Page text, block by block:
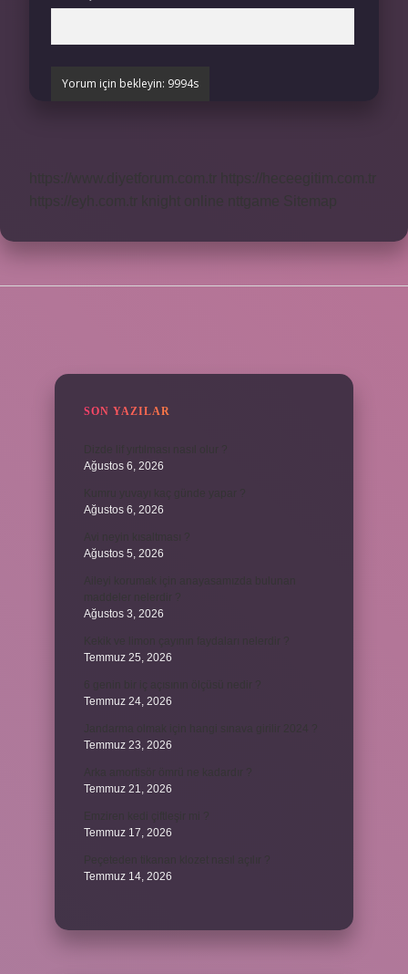
SON YAZILAR
Ağustos 6, 2026
Ağustos 6, 2026
Ağustos 5, 2026
Ağustos 3, 2026
Temmuz 25, 2026
Temmuz 24, 2026
Temmuz 23, 2026
Temmuz 21, 2026
Temmuz 17, 2026
Temmuz 14, 2026